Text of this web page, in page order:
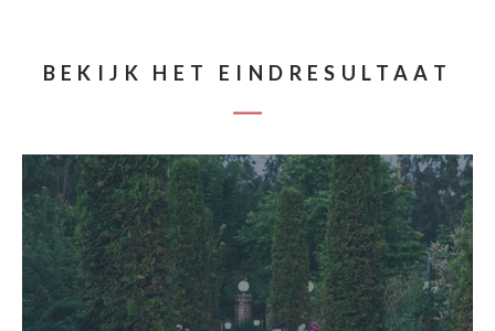
BEKIJK HET EINDRESULTAAT